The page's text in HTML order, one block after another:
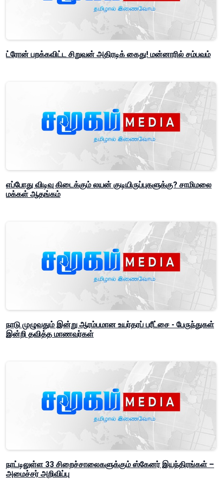
ட்ரோன் பறக்கவிட்ட சிறுவன் அதிரடிக் கைது! மன்னாரில் சம்பவம்
எப்போது விடிவு கிடைக்கும் லயன் குடியிருப்புகளுக்கு? சாமிமலை
மக்கள் ஆதங்கம்
நாடு முழுவதும் இன்று ஆரம்பமான உயர்தரப் பரீட்சை - பேருந்துகள்
இன்றி தவித்த மாணவர்கள்
நாட்டிலுள்ள 33 சிறைச்சாலைகளுக்கும் ஸ்கேனர் இயந்திரங்கள் –
அமைச்சர் அறிவிப்பு